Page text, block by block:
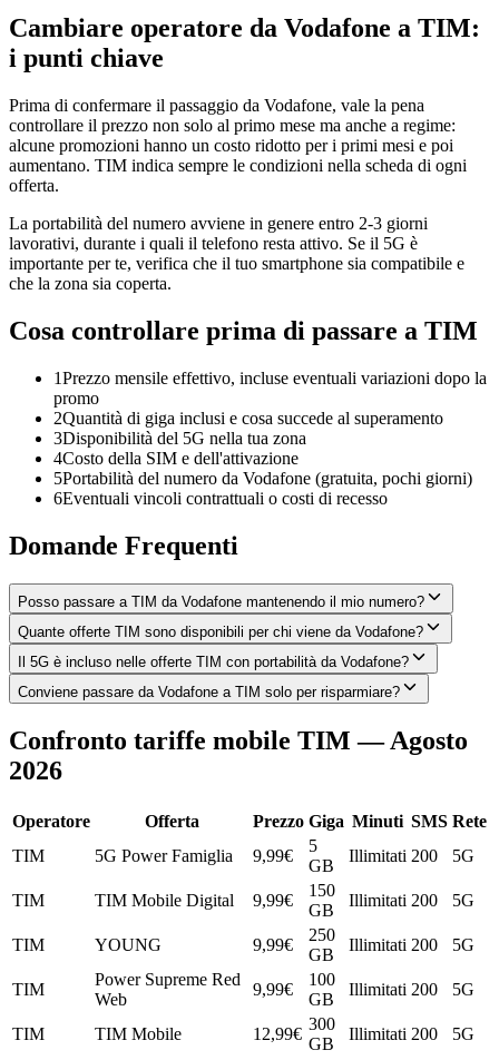
Cambiare operatore da Vodafone a TIM:
i punti chiave
Prima di confermare il passaggio da Vodafone, vale la pena
controllare il prezzo non solo al primo mese ma anche a regime:
alcune promozioni hanno un costo ridotto per i primi mesi e poi
aumentano. TIM indica sempre le condizioni nella scheda di ogni
offerta.
La portabilità del numero avviene in genere entro 2-3 giorni
lavorativi, durante i quali il telefono resta attivo. Se il 5G è
importante per te, verifica che il tuo smartphone sia compatibile e
che la zona sia coperta.
Cosa controllare prima di passare a TIM
1Prezzo mensile effettivo, incluse eventuali variazioni dopo la
promo
2Quantità di giga inclusi e cosa succede al superamento
3Disponibilità del 5G nella tua zona
4Costo della SIM e dell'attivazione
5Portabilità del numero da Vodafone (gratuita, pochi giorni)
6Eventuali vincoli contrattuali o costi di recesso
Domande Frequenti
Posso passare a TIM da Vodafone mantenendo il mio numero?
Quante offerte TIM sono disponibili per chi viene da Vodafone?
Il 5G è incluso nelle offerte TIM con portabilità da Vodafone?
Conviene passare da Vodafone a TIM solo per risparmiare?
Confronto tariffe mobile TIM — Agosto
2026
Operatore Offerta Prezzo Giga Minuti SMS Rete
TIM
5G Power Famiglia 9,99€
5
GB
Illimitati 200 5G
TIM TIM Mobile Digital 9,99€
150
GB
Illimitati 200 5G
TIM YOUNG 9,99€
250
GB
Illimitati 200 5G
TIM
Power Supreme Red
Web
9,99€
100
GB
Illimitati 200 5G
TIM TIM Mobile 12,99€
300
GB
Illimitati 200 5G